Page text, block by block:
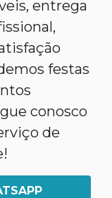
entrega
festas
conosco
de